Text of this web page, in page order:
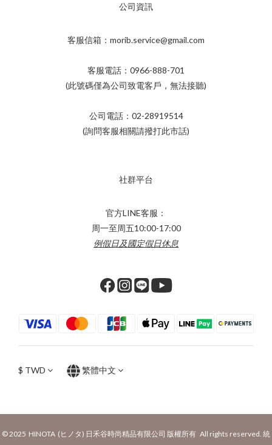
公司資訊
客服信箱：morib.service@gmail.com
客服電話：0966-888-701
(此號碼僅為公司致電客戶，無法接聽)
公司電話：02-28919514
(詢問客服相關請撥打此市話)
社群平台
官方LINE客服：
周一至周五10:00-17:00
例假日及國定假日休息
$ TWD 繁體中文
© 2025 HINOTA (ヒノタ) 日禾谷時尚精品有限公司 版權所有 All rights reserved. 統